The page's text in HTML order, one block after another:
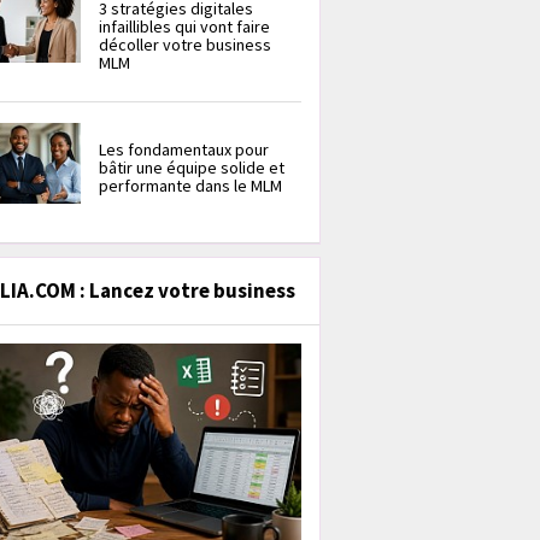
3 stratégies digitales
infaillibles qui vont faire
décoller votre business
MLM
Les fondamentaux pour
bâtir une équipe solide et
performante dans le MLM
: Lancez votre business